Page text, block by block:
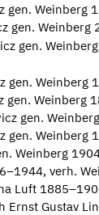
gen. Weinberg
gen. Weinberg
gen.
gen. Weinberg
gen. Weinberg
gen.
gen. Weinberg
Weinberg
verh.
Luft
Ernst Gustav